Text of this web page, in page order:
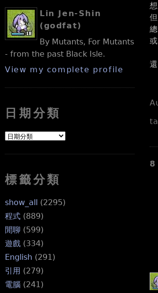
Lin Jen-Shin
(godfat)
By Mutants, For Mutants
- from the past Black Isle.
View my complete profile
日期分類
標籤分類
show_all (2295)
程式 (889)
閒聊 (599)
遊戲 (334)
English (291)
引用 (279)
電腦 (241)